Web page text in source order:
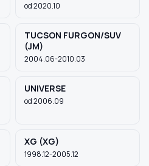
od 2020.10
TUCSON FURGON/SUV
(JM)
2004.06-2010.03
UNIVERSE
od 2006.09
XG (XG)
1998.12-2005.12